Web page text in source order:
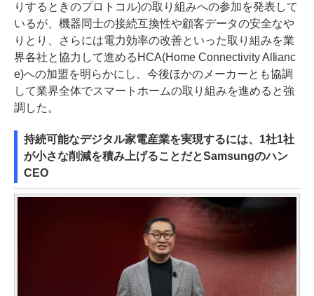
りするときのプロトコル)の取り組みへの参加を発表して
いるが、機器同士の接続互換性や顧客データの安全なや
りとり、さらには電力効率の改善といった取り組みを業
界各社と協力して進めるHCA(Home Connectivity Allianc
e)への加盟を明らかにし、今後ほかのメーカーとも協調
して業界全体でスマートホームの取り組みを進めると強
調した。
持続可能なデジタル家電産業を実現するには、1社1社
が小さな削減を積み上げることだとSamsungのハン
CEO